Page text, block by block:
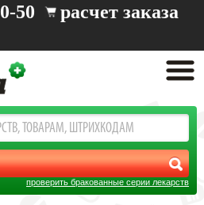
50 расчет заказа
проверить бракованные серии лекарств